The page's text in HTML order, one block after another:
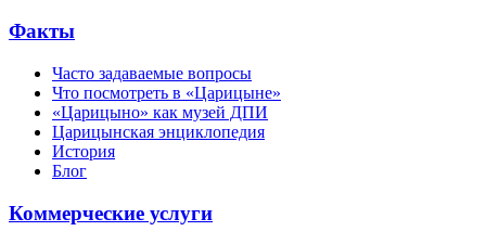
Факты
Часто задаваемые вопросы
Что посмотреть в «Царицыне»
«Царицыно» как музей ДПИ
Царицынская энциклопедия
История
Блог
Коммерческие услуги